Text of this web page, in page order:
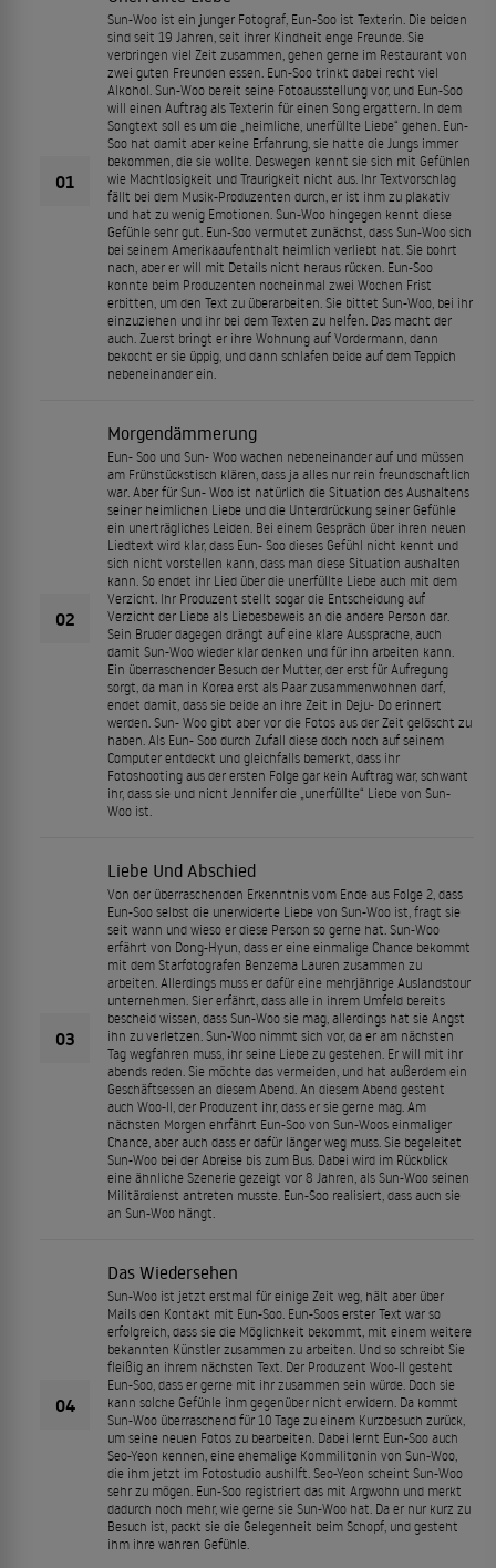
01
Sun-Woo ist ein junger Fotograf, Eun-Soo ist Texterin. Die beiden
sind seit 19 Jahren, seit ihrer Kindheit enge Freunde. Sie
verbringen viel Zeit zusammen, gehen gerne im Restaurant von
zwei guten Freunden essen. Eun-Soo trinkt dabei recht viel
Alkohol. Sun-Woo bereit seine Fotoausstellung vor, und Eun-Soo
will einen Auftrag als Texterin für einen Song ergattern. In dem
Songtext soll es um die „heimliche, unerfüllte Liebe“ gehen. Eun-
Soo hat damit aber keine Erfahrung, sie hatte die Jungs immer
bekommen, die sie wollte. Deswegen kennt sie sich mit Gefühlen
wie Machtlosigkeit und Traurigkeit nicht aus. Ihr Textvorschlag
fällt bei dem Musik-Produzenten durch, er ist ihm zu plakativ
und hat zu wenig Emotionen. Sun-Woo hingegen kennt diese
Gefühle sehr gut. Eun-Soo vermutet zunächst, dass Sun-Woo sich
bei seinem Amerikaaufenthalt heimlich verliebt hat. Sie bohrt
nach, aber er will mit Details nicht heraus rücken. Eun-Soo
konnte beim Produzenten nocheinmal zwei Wochen Frist
erbitten, um den Text zu überarbeiten. Sie bittet Sun-Woo, bei ihr
einzuziehen und ihr bei dem Texten zu helfen. Das macht der
auch. Zuerst bringt er ihre Wohnung auf Vordermann, dann
bekocht er sie üppig, und dann schlafen beide auf dem Teppich
nebeneinander ein.
02
Morgendämmerung
Eun- Soo und Sun- Woo wachen nebeneinander auf und müssen
am Frühstückstisch klären, dass ja alles nur rein freundschaftlich
war. Aber für Sun- Woo ist natürlich die Situation des Aushaltens
seiner heimlichen Liebe und die Unterdrückung seiner Gefühle
ein unerträgliches Leiden. Bei einem Gespräch über ihren neuen
Liedtext wird klar, dass Eun- Soo dieses Gefühl nicht kennt und
sich nicht vorstellen kann, dass man diese Situation aushalten
kann. So endet ihr Lied über die unerfüllte Liebe auch mit dem
Verzicht. Ihr Produzent stellt sogar die Entscheidung auf
Verzicht der Liebe als Liebesbeweis an die andere Person dar.
Sein Bruder dagegen drängt auf eine klare Aussprache, auch
damit Sun-Woo wieder klar denken und für ihn arbeiten kann.
Ein überraschender Besuch der Mutter, der erst für Aufregung
sorgt, da man in Korea erst als Paar zusammenwohnen darf,
endet damit, dass sie beide an ihre Zeit in Deju- Do erinnert
werden. Sun- Woo gibt aber vor die Fotos aus der Zeit gelöscht zu
haben. Als Eun- Soo durch Zufall diese doch noch auf seinem
Computer entdeckt und gleichfalls bemerkt, dass ihr
Fotoshooting aus der ersten Folge gar kein Auftrag war, schwant
ihr, dass sie und nicht Jennifer die „unerfüllte“ Liebe von Sun-
Woo ist.
03
Liebe Und Abschied
Von der überraschenden Erkenntnis vom Ende aus Folge 2, dass
Eun-Soo selbst die unerwiderte Liebe von Sun-Woo ist, fragt sie
seit wann und wieso er diese Person so gerne hat. Sun-Woo
erfährt von Dong-Hyun, dass er eine einmalige Chance bekommt
mit dem Starfotografen Benzema Lauren zusammen zu
arbeiten. Allerdings muss er dafür eine mehrjährige Auslandstour
unternehmen. Sier erfährt, dass alle in ihrem Umfeld bereits
bescheid wissen, dass Sun-Woo sie mag, allerdings hat sie Angst
ihn zu verletzen. Sun-Woo nimmt sich vor, da er am nächsten
Tag wegfahren muss, ihr seine Liebe zu gestehen. Er will mit ihr
abends reden. Sie möchte das vermeiden, und hat außerdem ein
Geschäftsessen an diesem Abend. An diesem Abend gesteht
auch Woo-Il, der Produzent ihr, dass er sie gerne mag. Am
nächsten Morgen ehrfährt Eun-Soo von Sun-Woos einmaliger
Chance, aber auch dass er dafür länger weg muss. Sie begeleitet
Sun-Woo bei der Abreise bis zum Bus. Dabei wird im Rückblick
eine ähnliche Szenerie gezeigt vor 8 Jahren, als Sun-Woo seinen
Militärdienst antreten musste. Eun-Soo realisiert, dass auch sie
an Sun-Woo hängt.
04
Das Wiedersehen
Sun-Woo ist jetzt erstmal für einige Zeit weg, hält aber über
Mails den Kontakt mit Eun-Soo. Eun-Soos erster Text war so
erfolgreich, dass sie die Möglichkeit bekommt, mit einem weitere
bekannten Künstler zusammen zu arbeiten. Und so schreibt Sie
fleißig an ihrem nächsten Text. Der Produzent Woo-Il gesteht
Eun-Soo, dass er gerne mit ihr zusammen sein würde. Doch sie
kann solche Gefühle ihm gegenüber nicht erwidern. Da kommt
Sun-Woo überraschend für 10 Tage zu einem Kurzbesuch zurück,
um seine neuen Fotos zu bearbeiten. Dabei lernt Eun-Soo auch
Seo-Yeon kennen, eine ehemalige Kommilitonin von Sun-Woo,
die ihm jetzt im Fotostudio aushilft. Seo-Yeon scheint Sun-Woo
sehr zu mögen. Eun-Soo registriert das mit Argwohn und merkt
dadurch noch mehr, wie gerne sie Sun-Woo hat. Da er nur kurz zu
Besuch ist, packt sie die Gelegenheit beim Schopf, und gesteht
ihm ihre wahren Gefühle.